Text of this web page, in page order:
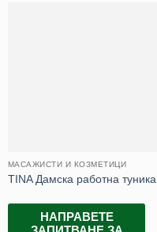
МАСАЖИСТИ И КОЗМЕТИЦИ
TINA Дамска работна туника
НАПРАВЕТЕ